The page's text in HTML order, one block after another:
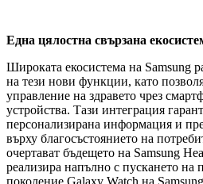
Една цялостна свързана
Широката екосистема на Samsung
на тези нови функции, като
управление на здравето чрез
устройства. Тази интеграция
персонализирана информация и
върху благосъстоянието на
очертават бъдещето на Samsung
реализира напълно с пускането на
поколение Galaxy Watch на